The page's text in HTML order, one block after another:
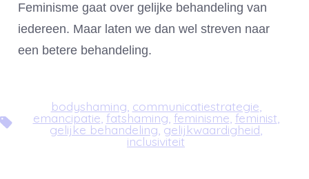
Feminisme gaat over gelijke behandeling van
iedereen. Maar laten we dan wel streven naar
een betere behandeling.
Tags
bodyshaming communicatiestrategie
emancipatie,fatshaming,feminisme,feminist
gelijke behandeling,gelijkwaardigheid,
inclusiviteit